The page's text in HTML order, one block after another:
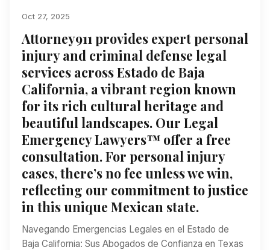
Oct 27, 2025
Attorney911 provides expert personal
injury and criminal defense legal
services across Estado de Baja
California, a vibrant region known
for its rich cultural heritage and
beautiful landscapes. Our Legal
Emergency Lawyers™ offer a free
consultation. For personal injury
cases, there’s no fee unless we win,
reflecting our commitment to justice
in this unique Mexican state.
Navegando Emergencias Legales en el Estado de
Baja California: Sus Abogados de Confianza en Texas